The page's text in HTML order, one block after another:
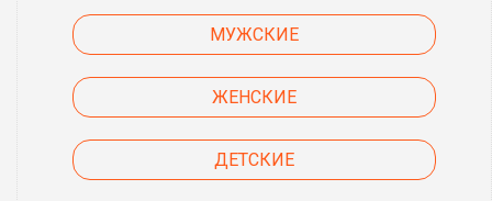
МУЖСКИЕ
ЖЕНСКИЕ
ДЕТСКИЕ